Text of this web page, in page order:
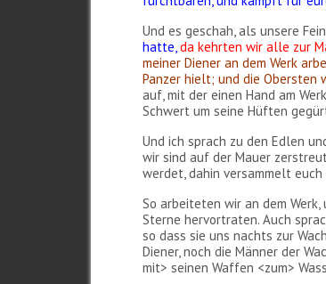
Und es geschah, als unsere
hatte, da kehrten wir alle zur
meiner Diener an dem Werk
Panzer hielt; und die Obersten
auf, mit der einen Hand am
Schwert um seine Hüften
Und ich sprach zu den Edlen
wir sind auf der Mauer
werdet, dahin versammelt
So arbeiteten wir an dem
Sterne hervortraten. Auch
so dass sie uns nachts zur
Diener, noch die Männer der
mit> seinen Waffen <zum>